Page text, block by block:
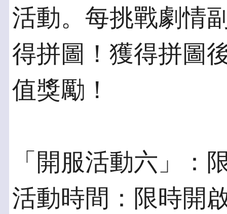
活動。每挑戰劇情
得拼圖！獲得拼圖
值獎勵！
「開服活動六」：
活動時間：限時開